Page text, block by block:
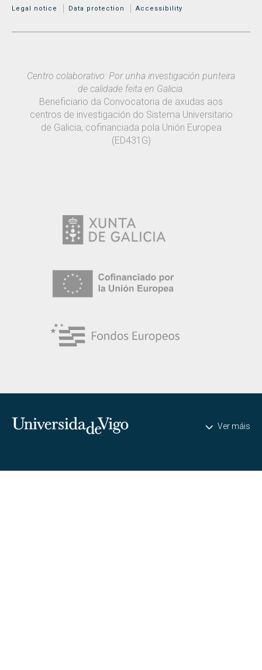
MENÚ ADICIONAL
Legal notice Data protection Accessibility
Centro colaborativo: Por unha investigación punteira
de calidade feita en Galicia.
Beneficiario da Convocatoria de axudas aos
centros de investigación do Sistema Universitario
de Galicia, cofinanciada pola Unión Europea
(ED431G)
Universidade de Vigo Ver máis